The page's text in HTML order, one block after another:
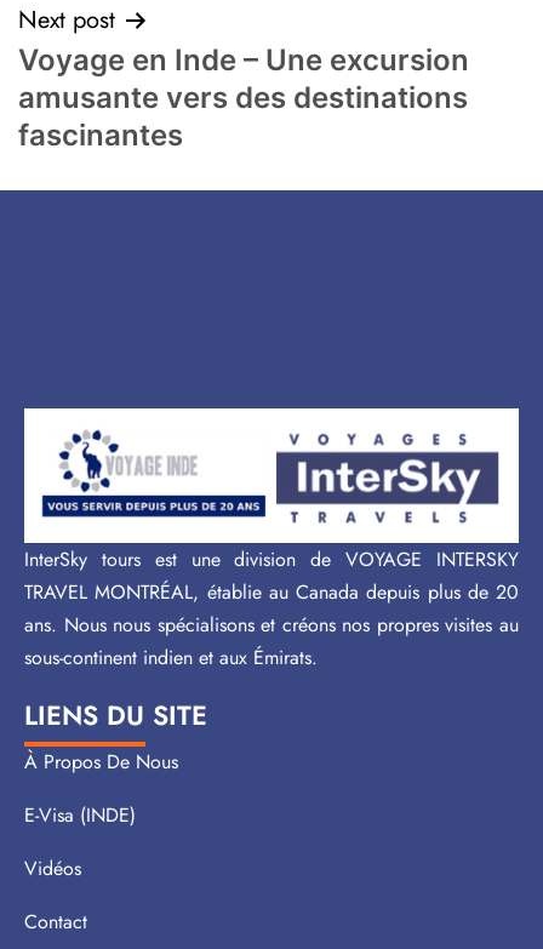
Next post
Voyage en Inde – Une excursion
amusante vers des destinations
fascinantes
InterSky tours est une division de VOYAGE INTERSKY
TRAVEL MONTRÉAL, établie au Canada depuis plus de 20
ans. Nous nous spécialisons et créons nos propres visites au
sous-continent indien et aux Émirats.
LIENS DU SITE
À Propos De Nous
E-Visa (INDE)
Vidéos
Contact